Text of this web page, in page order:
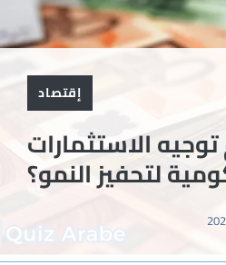
إقتصاد
الاستثمارات
لتحفيز النمو؟